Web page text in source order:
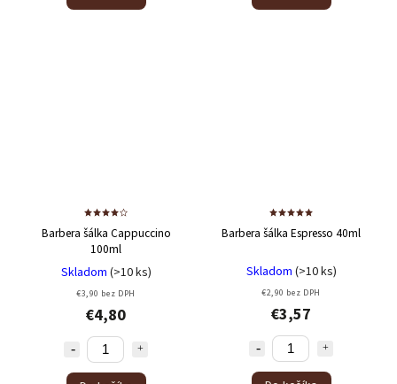
Barbera šálka Cappuccino
100ml
Skladom (>10 ks)
€3,90 bez DPH
€4,80
Barbera šálka Espresso 40ml
Skladom (>10 ks)
€2,90 bez DPH
€3,57